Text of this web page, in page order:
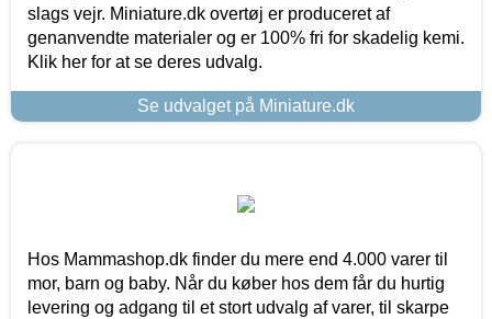
slags vejr. Miniature.dk overtøj er produceret af
genanvendte materialer og er 100% fri for skadelig kemi.
Klik her for at se deres udvalg.
Se udvalget på Miniature.dk
Hos Mammashop.dk finder du mere end 4.000 varer til
mor, barn og baby. Når du køber hos dem får du hurtig
levering og adgang til et stort udvalg af varer, til skarpe